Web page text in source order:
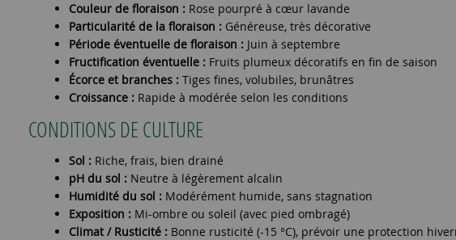
Couleur de floraison : Rose pourpré à cœur lavande
Particularité de la floraison : Généreuse, très décorative
Période éventuelle de floraison : Juin à septembre
Fructification éventuelle : Fruits plumeux décoratifs en fin de saison
Écorce et branches : Tiges fines, volubiles, brunâtres
Croissance : Rapide à modérée selon les conditions
CONDITIONS DE CULTURE
Sol : Riche, frais, bien drainé
pH du sol : Neutre à légèrement alcalin
Humidité du sol : Modérément humide, sans stagnation
Exposition : Mi-ombre ou soleil (avec pied ombragé)
Climat / Rusticité : Bonne rusticité (-15 °C), prévoir une protection